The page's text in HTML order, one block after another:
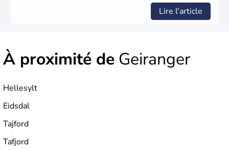
Lire l'article
À proximité de Geiranger
Hellesylt
Eidsdal
Tajford
Tafjord